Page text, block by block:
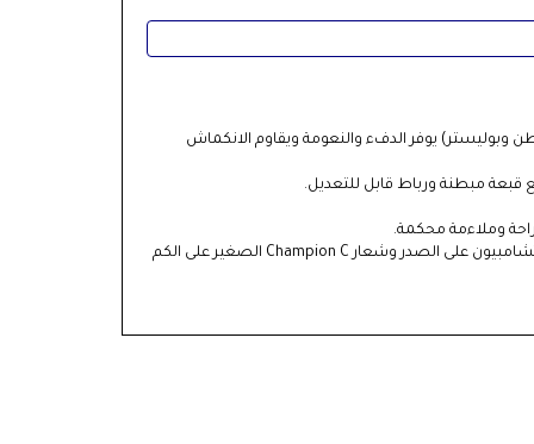
وبوليستر) يوفر الدفء والنعومة ويقاوم الانكماش
وملاءمة محكمة.
شعار C الأيقوني المطرز من تشامبيون على الصدر وشعار Champion C الصغير على الكم